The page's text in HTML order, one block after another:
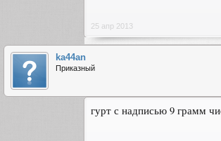
25 апр 2013
ka44an
Приказный
гурт с надписью 9 грамм